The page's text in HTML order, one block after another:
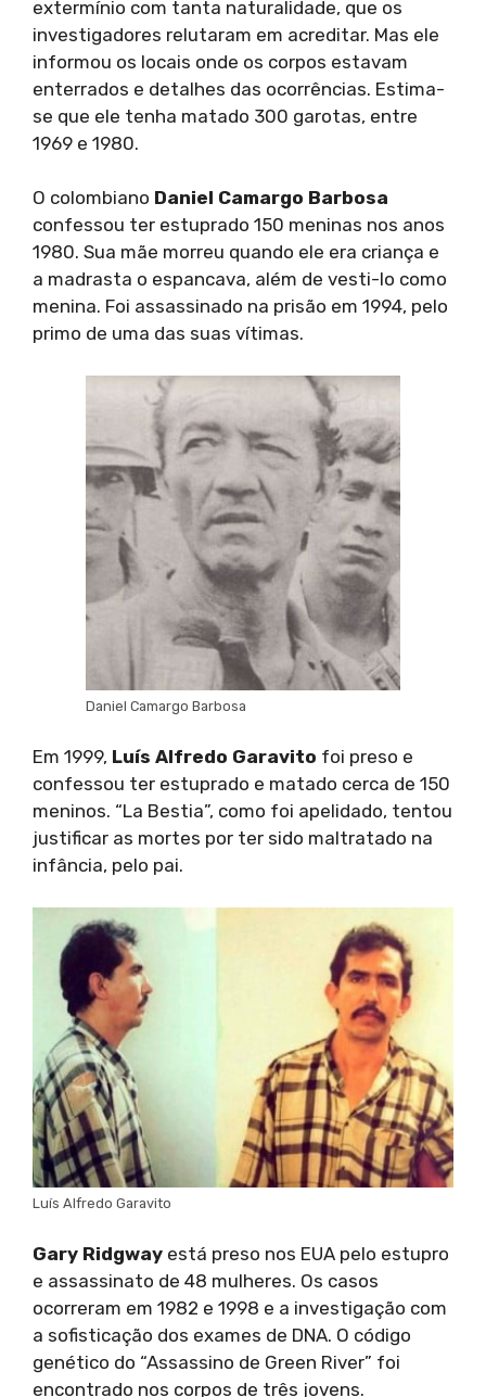
extermínio com tanta naturalidade, que os
investigadores relutaram em acreditar. Mas ele
informou os locais onde os corpos estavam
enterrados e detalhes das ocorrências. Estima-
se que ele tenha matado 300 garotas, entre
1969 e 1980.
O colombiano Daniel Camargo Barbosa
confessou ter estuprado 150 meninas nos anos
1980. Sua mãe morreu quando ele era criança e
a madrasta o espancava, além de vesti-lo como
menina. Foi assassinado na prisão em 1994, pelo
primo de uma das suas vítimas.
Daniel Camargo Barbosa
Em 1999, Luís Alfredo Garavito foi preso e
confessou ter estuprado e matado cerca de 150
meninos. “La Bestia”, como foi apelidado, tentou
justificar as mortes por ter sido maltratado na
infância, pelo pai.
Luís Alfredo Garavito
Gary Ridgway está preso nos EUA pelo estupro
e assassinato de 48 mulheres. Os casos
ocorreram em 1982 e 1998 e a investigação com
a sofisticação dos exames de DNA. O código
genético do “Assassino de Green River” foi
encontrado nos corpos de três jovens.